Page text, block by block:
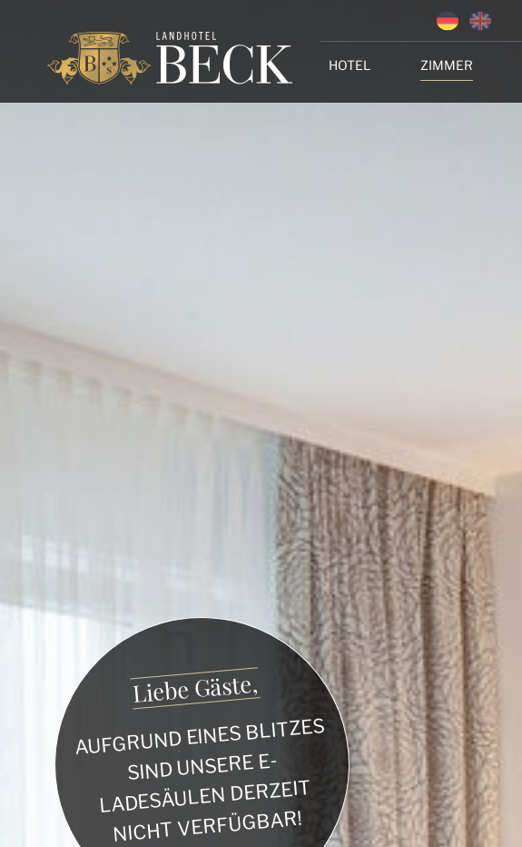
HOTEL ZIMMER
Liebe Gäste,
AUFGRUND EINES BLITZES
SIND UNSERE E-
LADESÄULEN DERZEIT
NICHT VERFÜGBAR!